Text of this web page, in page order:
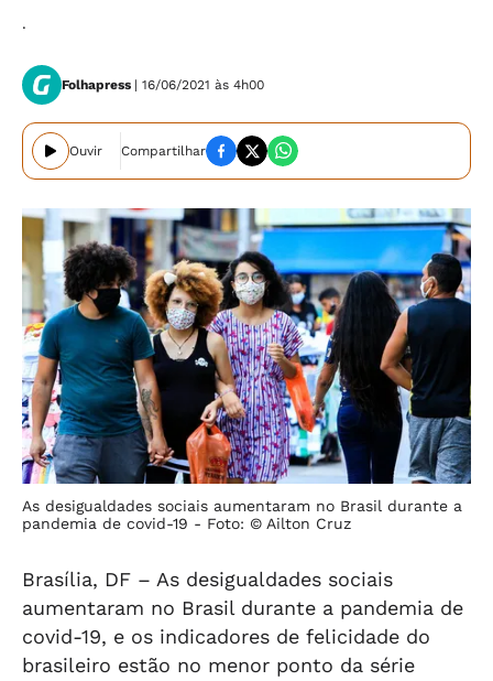
.
Folhapress | 16/06/2021 às 4h00
Ouvir Compartilhar
As desigualdades sociais aumentaram no Brasil durante a
pandemia de covid-19 - Foto: © Ailton Cruz
Brasília, DF – As desigualdades sociais
aumentaram no Brasil durante a pandemia de
covid-19, e os indicadores de felicidade do
brasileiro estão no menor ponto da série